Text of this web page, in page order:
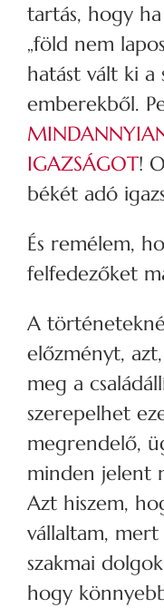
tartás, hogy
„föld nem
hatást vált ki a
emberekből.
IGAZSÁGOT!
békét adó
És remélem,
felfedezőket
A
előzményt,
meg a
szerepelhet
megrendelő,
minden jelent
Azt hiszem,
vállaltam,
szakmai
hogy